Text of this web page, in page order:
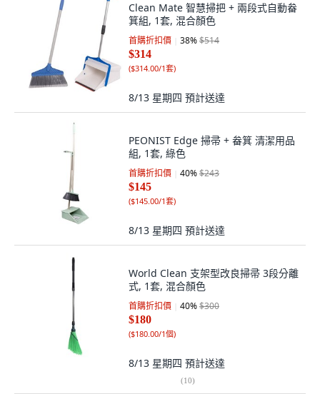
Clean Mate 智慧掃把 + 兩段式自動畚
箕組, 1套, 混合顏色
首購折扣價 38%$514
$314
($314.00/1套)
8/13 星期四 預計送達
PEONIST Edge 掃帚 + 畚箕 清潔用品
組, 1套, 綠色
首購折扣價 40%$243
$145
($145.00/1套)
8/13 星期四 預計送達
World Clean 支架型改良掃帚 3段分離
式, 1套, 混合顏色
首購折扣價 40%$300
$180
($180.00/1個)
8/13 星期四 預計送達
(10)